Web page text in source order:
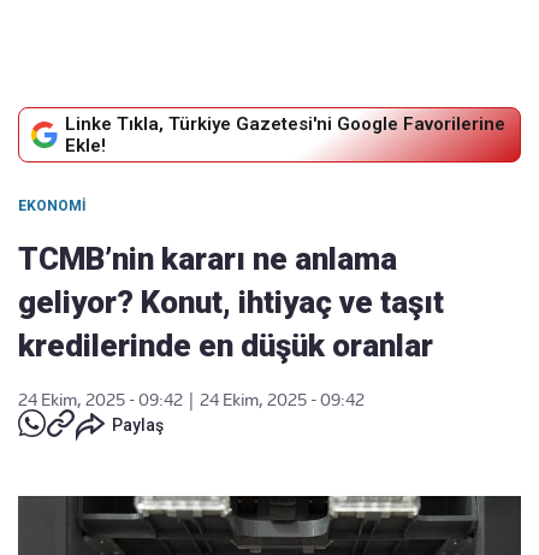
Linke Tıkla, Türkiye Gazetesi'ni Google Favorilerine
Ekle!
EKONOMI
TCMB’nin kararı ne anlama
geliyor? Konut, ihtiyaç ve taşıt
kredilerinde en düşük oranlar
24 Ekim, 2025 - 09:42
24 Ekim, 2025 - 09:42
Paylaş